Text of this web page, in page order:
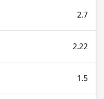
2.7
2.22
1.5